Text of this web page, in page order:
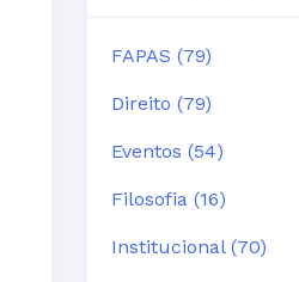
FAPAS (79)
Direito (79)
Eventos (54)
Filosofia (16)
Institucional (70)